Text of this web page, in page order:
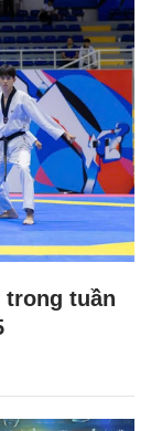
trong tuần